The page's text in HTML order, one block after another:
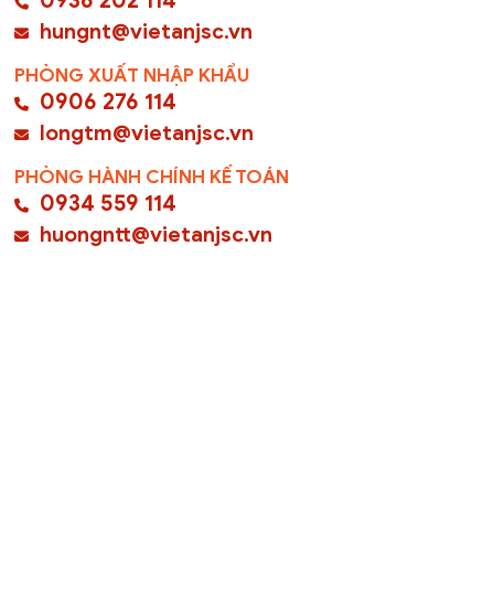
hungnt@vietanjsc.vn
PHÒNG XUẤT NHẬP KHẨU
0906 276 114
longtm@vietanjsc.vn
PHÒNG HÀNH CHÍNH KẾ TOÁN
0934 559 114
huongntt@vietanjsc.vn